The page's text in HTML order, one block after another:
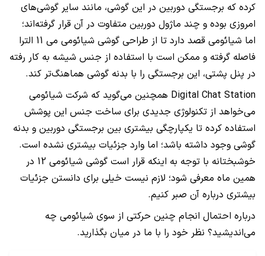
کرده که برجستگی دوربین در این گوشی، مانند سایر گوشی‌های
امروزی بوده و چند ماژول دوربین متفاوت در آن قرار گرفته‌اند؛
اما شیائومی قصد دارد تا از طراحی گوشی شیائومی می 11 الترا
فاصله گرفته و ممکن است با استفاده از جنس شیشه به کار رفته
در پنل پشتی، این برجستگی را با بدنه گوشی هماهنگ‌تر کند.
Digital Chat Station همچنین می‌گوید که شرکت شیائومی
می‌خواهد از تکنولوژی جدیدی برای ساخت جنس این پوشش
استفاده کرده تا یکپارچگی بیشتری بین برجستگی دوربین و بدنه
گوشی وجود داشته باشد؛ اما وارد جزئیات بیشتری نشده است.
خوشبختانه با توجه به اینکه قرار است گوشی شیائومی 12 در
همین ماه معرفی شود؛ لازم نیست خیلی برای دانستن جزئیات
بیشتری درباره آن صبر کنیم.
درباره احتمال انجام چنین حرکتی از سوی شیائومی چه
می‌اندیشید؟ نظر خود را با ما در میان بگذارید.